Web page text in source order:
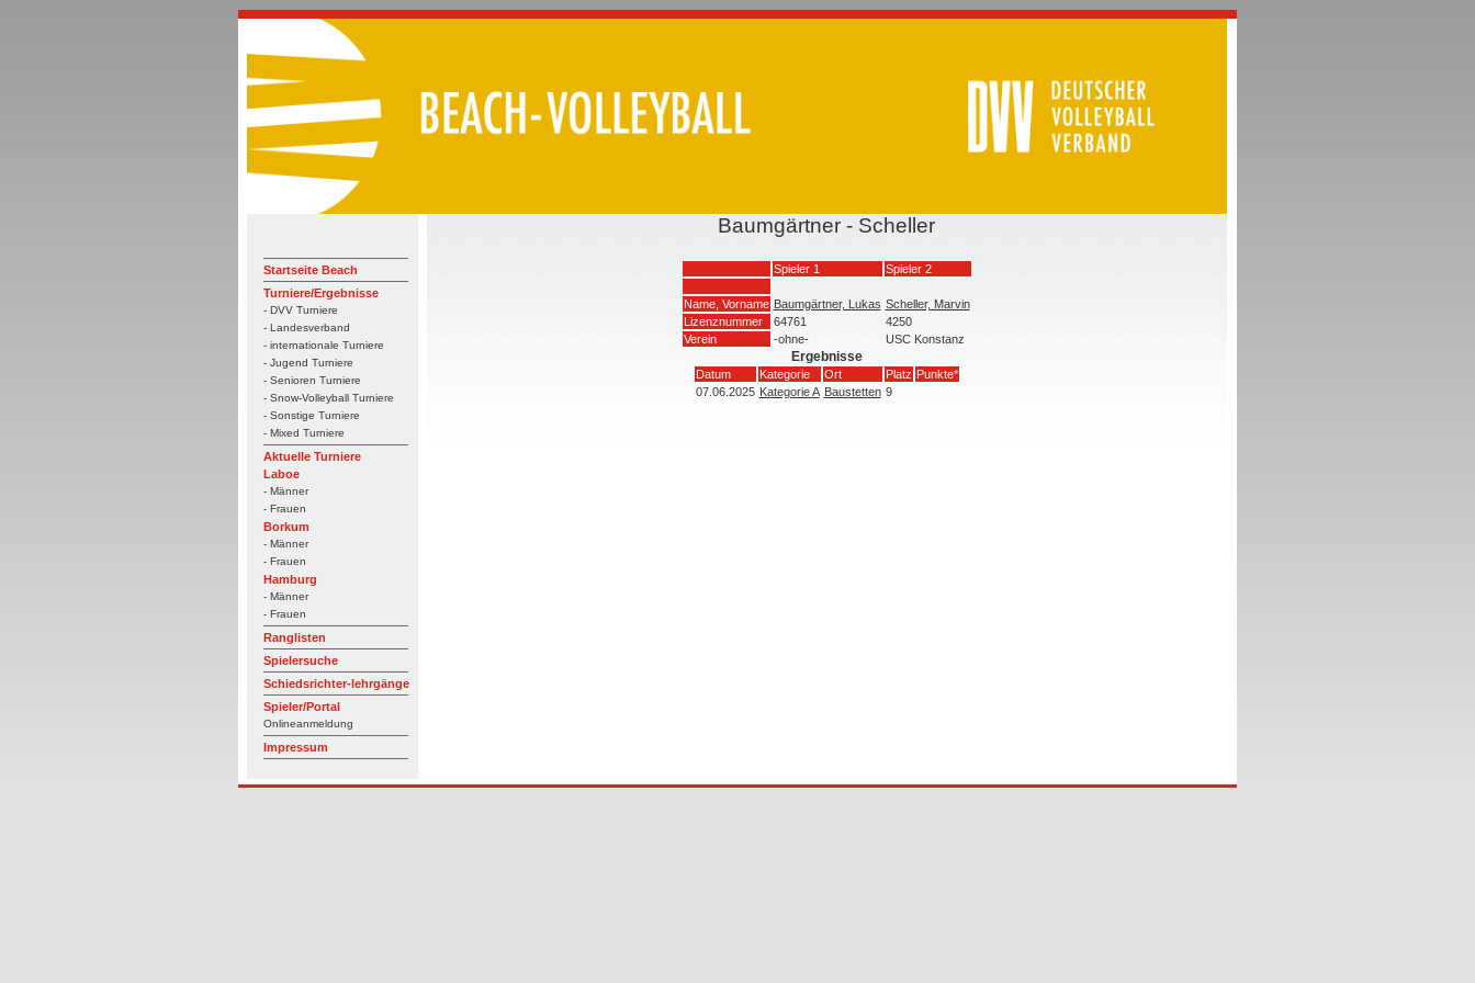
Startseite Beach
Turniere/Ergebnisse
- DVV Turniere
- Landesverband
- internationale Turniere
- Jugend Turniere
- Senioren Turniere
- Snow-Volleyball Turniere
- Sonstige Turniere
- Mixed Turniere
Aktuelle Turniere
Laboe
- Männer
- Frauen
Borkum
- Männer
- Frauen
Hamburg
- Männer
- Frauen
Ranglisten
Spielersuche
Schiedsrichter-lehrgänge
Spieler/Portal
Onlineanmeldung
Impressum
Baumgärtner - Scheller
Spieler 1 Spieler 2
Name, Vorname Baumgärtner, Lukas Scheller, Marvin
Lizenznummer
64761
4250
Verein
-ohne- USC Konstanz
Ergebnisse
Datum Kategorie Ort Platz Punkte*
07.06.2025 Kategorie A Baustetten 9